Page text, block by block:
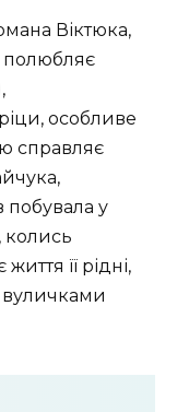
Віктюка,
полюбляє
особливе
справляє
побувала у
колись
її рідні,
вуличками